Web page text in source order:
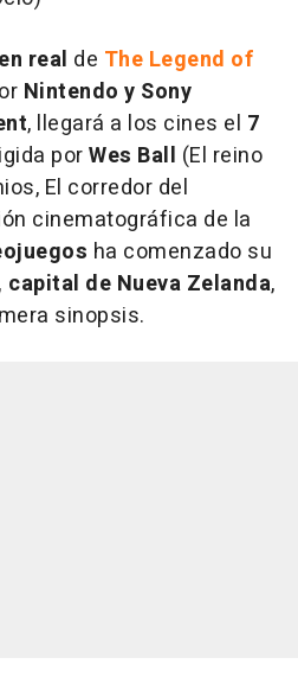
real de The Legend of
Nintendo y Sony
, llegará a los cines el 7
porWes Ball (El reino
El corredor del
cinematográfica de la
ha comenzado su
de Nueva Zelanda,
sinopsis.